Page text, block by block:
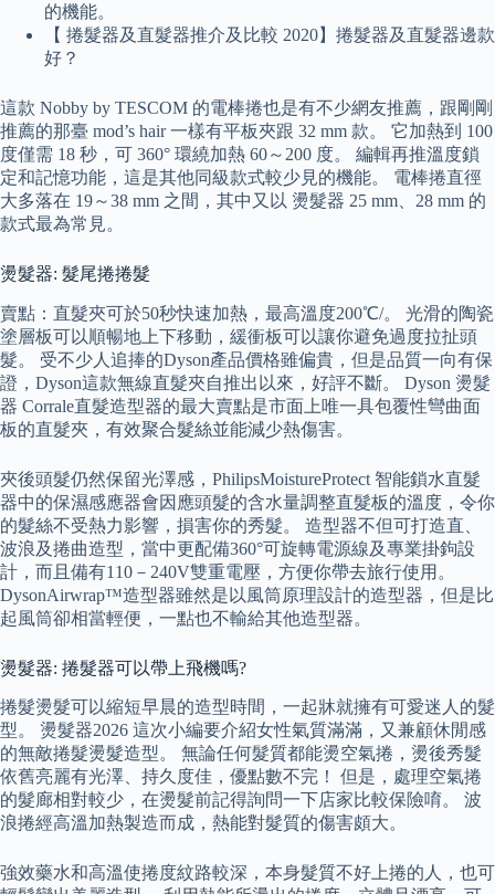
的機能。
【 捲髮器及直髮器推介及比較 2020】捲髮器及直髮器邊款
好？
這款 Nobby by TESCOM 的電棒捲也是有不少網友推薦，跟剛剛
推薦的那臺 mod’s hair 一樣 有平板夾跟 32 mm 款。 它加熱到 100
度僅需 18 秒，可 360° 環繞加熱 60～200 度。 編輯再推溫度鎖
定和記憶功能，這是其他同級款式較少見的機能。 電棒捲直徑
大多落在 19～38 mm 之間，其中又以 燙髮器 25 mm、28 mm 的
款式最為常見。
燙髮器: 髮尾捲捲髮
賣點：直髮夾可於50秒快速加熱，最高溫度200℃/。 光滑的陶瓷
塗層板可以順暢地上下移動，緩衝板可以讓你避免過度拉扯頭
髮。 受不少人追捧的Dyson產品價格雖偏貴，但是品質一向有保
證，Dyson這款無線直髮夾自推出以來，好評不斷。 Dyson 燙髮
器 Corrale直髮造型器的最大賣點是市面上唯一具包覆性彎曲面
板的直髮夾，有效聚合髮絲並能減少熱傷害。
夾後頭髮仍然保留光澤感，PhilipsMoistureProtect 智能鎖水直髮
器中的保濕感應器會因應頭髮的含水量調整直髮板的溫度，令你
的髮絲不受熱力影響，損害你的秀髮。 造型器不但可打造直、
波浪及捲曲造型，當中更配備360°可旋轉電源線及專業掛鉤設
計，而且備有110－240V雙重電壓，方便你帶去旅行使用。
DysonAirwrap™造型器雖然是以風筒原理設計的造型器，但是比
起風筒卻相當輕便，一點也不輸給其他造型器。
燙髮器: 捲髮器可以帶上飛機嗎?
捲髮燙髮可以縮短早晨的造型時間，一起牀就擁有可愛迷人的髮
型。 燙髮器2026 這次小編要介紹女性氣質滿滿，又兼顧休閒感
的無敵捲髮燙髮造型。 無論任何髮質都能燙空氣捲，燙後秀髮
依舊亮麗有光澤、持久度佳，優點數不完！ 但是，處理空氣捲
的髮廊相對較少，在燙髮前記得詢問一下店家比較保險唷。 波
浪捲經高溫加熱製造而成，熱能對髮質的傷害頗大。
強效藥水和高溫使捲度紋路較深，本身髮質不好上捲的人，也可